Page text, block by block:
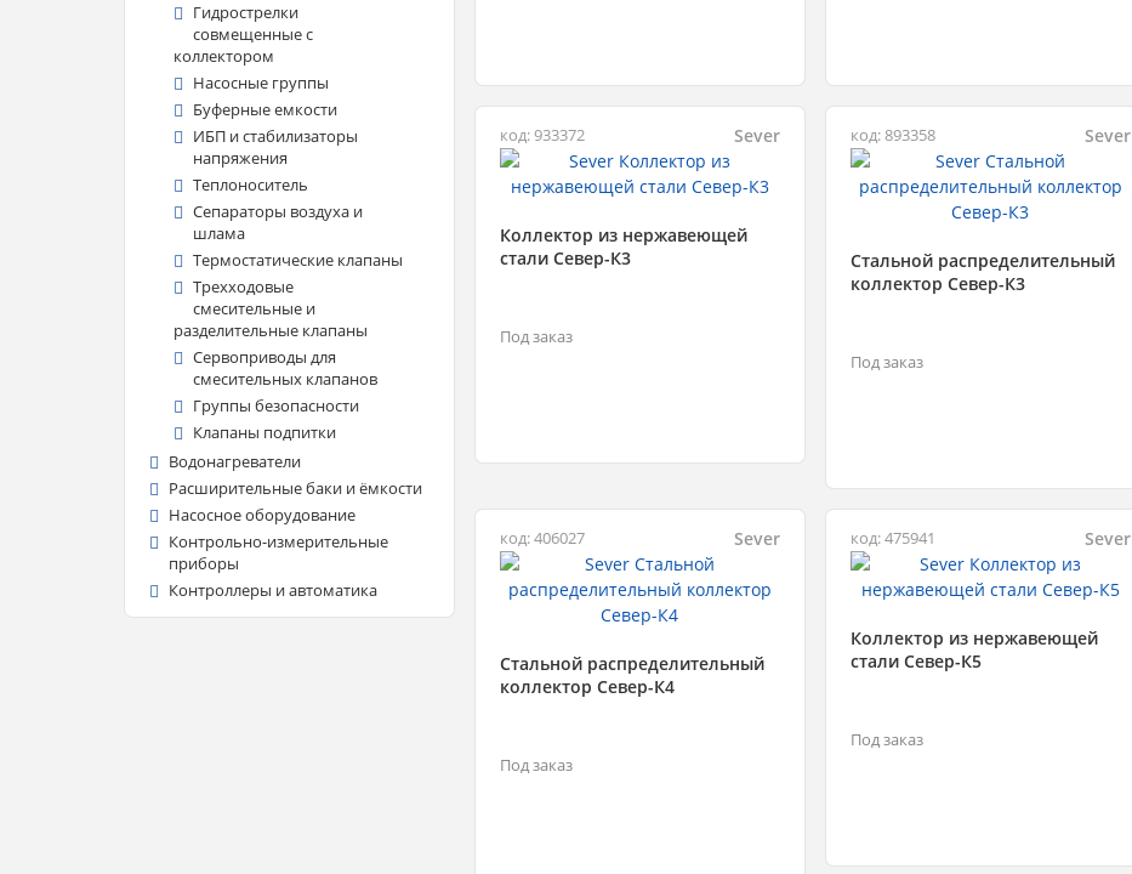
Гидрострелки
совмещенные с
коллектором
Насосные группы
Буферные емкости
ИБП и стабилизаторы
напряжения
Теплоноситель
Сепараторы воздуха и
шлама
Термостатические клапаны
Трехходовые
смесительные и
разделительные клапаны
Сервоприводы для
смесительных клапанов
Группы безопасности
Клапаны подпитки
Водонагреватели
Расширительные баки и ёмкости
Насосное оборудование
Контрольно-измерительные
приборы
Контроллеры и автоматика
код: 933372 Sever
Коллектор из нержавеющей
стали Север-К3
Под заказ
код: 893358 Sever
Стальной распределительный
коллектор Север-К3
Под заказ
код: 406027 Sever
Стальной распределительный
коллектор Север-К4
Под заказ
код: 475941 Sever
Коллектор из нержавеющей
стали Север-К5
Под заказ